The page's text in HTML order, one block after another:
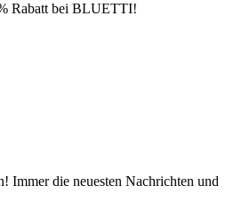
Rabatt bei BLUETTI!
Immer die neuesten Nachrichten und